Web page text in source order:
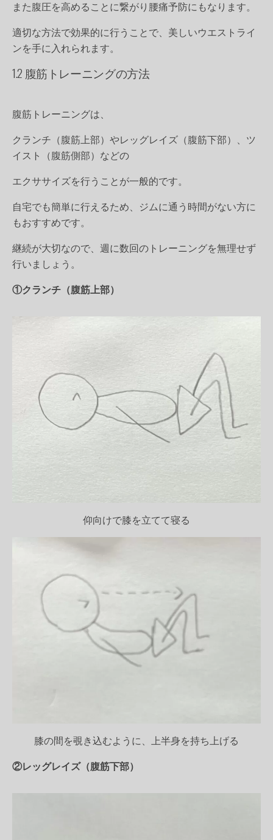
また腹圧を高めることに繋がり腰痛予防にもなります。
適切な方法で効果的に行うことで、美しいウエストライ
ンを手に入れられます。
1.2 腹筋トレーニングの方法
腹筋トレーニングは、
クランチ（腹筋上部）やレッグレイズ（腹筋下部）、ツ
イスト（腹筋側部）などの
エクササイズを行うことが一般的です。
自宅でも簡単に行えるため、ジムに通う時間がない方に
もおすすめです。
継続が大切なので、週に数回のトレーニングを無理せず
行いましょう。
①クランチ（腹筋上部）
仰向けで膝を立てて寝る
膝の間を覗き込むように、上半身を持ち上げる
②レッグレイズ（腹筋下部）